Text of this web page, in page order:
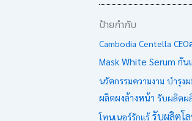
ป้ายกำกับ
Cambodia Centella
Mask White Serum กัน
นวัตกรรมความงาม บำรุง
ผลิตผงล้างหน้า รับผลิตผ
โทนเนอร์รักแร้ รับผลิตโ